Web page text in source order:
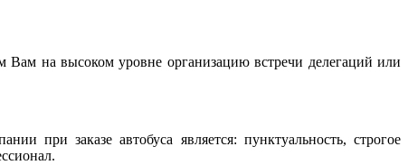
Вам на высоком уровне организацию встречи делегаций или
при заказе автобуса является: пунктуальность, строгое